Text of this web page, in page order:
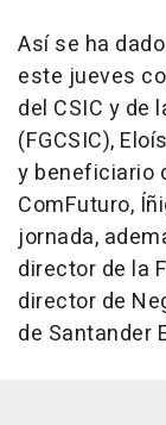
Así se ha
este jueves
del CSIC y de
(FGCSIC),
y beneficiario
ComFuturo,
jornada,
director de la
director de
de Santander